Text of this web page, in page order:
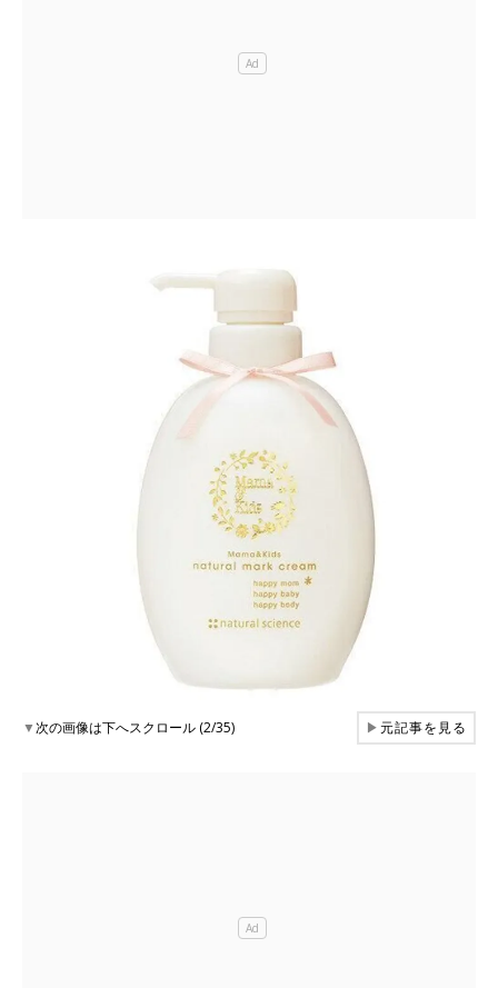
▼次の画像は下へスクロール (2/35) ▶元記事を見る